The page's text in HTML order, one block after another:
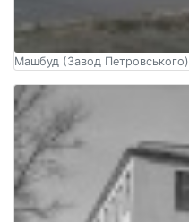
Машбуд (Завод Петровського)